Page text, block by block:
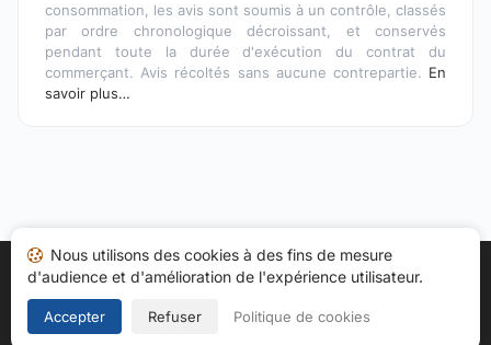
consommation, les avis sont soumis à un contrôle, classés
par ordre chronologique décroissant, et conservés
pendant toute la durée d'exécution du contrat du
commerçant. Avis récoltés sans aucune contrepartie. En
savoir plus…
Accueil Mes avis Catégories CGU
Cookies
Politique de confidentialité
Copyright © 2026
Nous utilisons des cookies à des fins de mesure
d'audience et d'amélioration de l'expérience utilisateur.
Accepter Refuser Politique de cookies